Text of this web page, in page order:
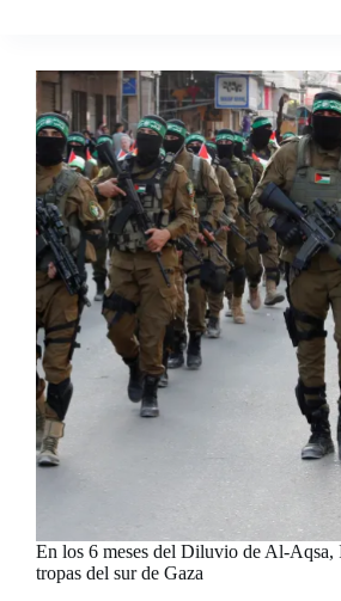
En los 6 meses del Diluvio de Al-Aqsa,
tropas del sur de Gaza